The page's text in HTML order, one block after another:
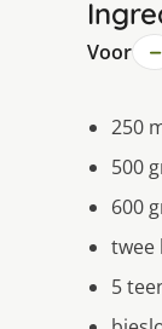
Voor −
250
500
600
twee
5